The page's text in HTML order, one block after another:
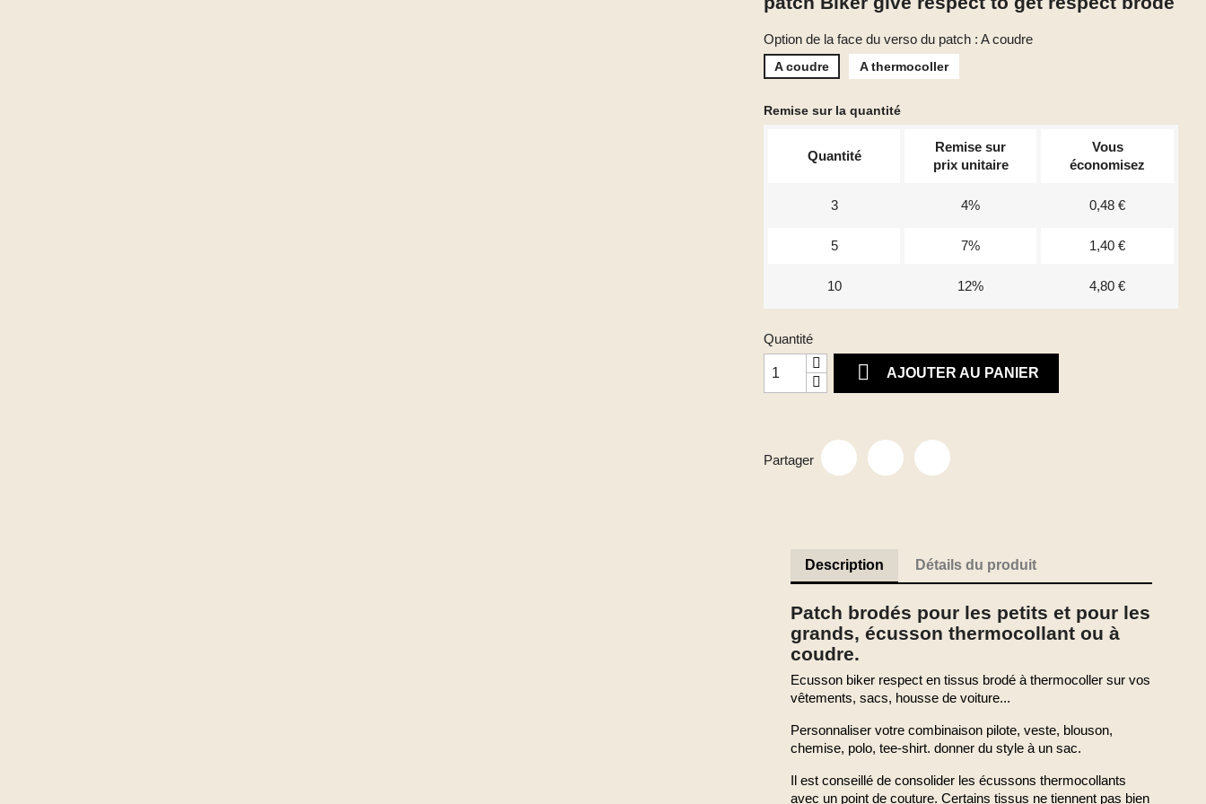
Option de la face du verso du patch : A coudre
A coudre A thermocoller
Remise sur la quantité
Quantité
Remise sur
prix unitaire
Vous
économisez
3 4% 0,48 €
5 7% 1,40 €
10 12% 4,80 €
Quantité
 AJOUTER AU PANIER
Partager
Description Détails du produit
Patch brodés pour les petits et pour les
grands, écusson thermocollant ou à
coudre.
Ecusson biker respect en tissus brodé à thermocoller sur vos
vêtements, sacs, housse de voiture...
Personnaliser votre combinaison pilote, veste, blouson,
chemise, polo, tee-shirt. donner du style à un sac.
Il est conseillé de consolider les écussons thermocollants
avec un point de couture. Certains tissus ne tiennent pas bien